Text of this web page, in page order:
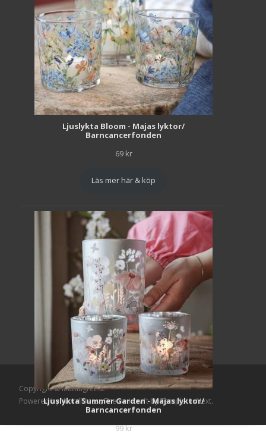
Ljuslykta Bloom - Majas lyktor/
Barncancerfonden
69 kr
Läs mer här & köp
Ljuslykta Summer Garden - Majas lyktor/
Barncancerfonden
99kr
Copyright © Mattlagret.se
Powered by WordPress, Themei-craftby TemplatesNext.